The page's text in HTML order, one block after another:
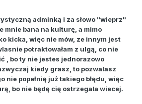
adminką i za słowo "wieprz"
mnie bana na kulturę, a mimo
kicka, więc nie mów, ze innym jest
potraktowałam z ulgą, co nie
, bo ty nie jestes jednorazowo
kiedy grasz, to pozwalasz
nie popełnię już takiego błędu, więc
bo nie będę cię ostrzegala wiecej.